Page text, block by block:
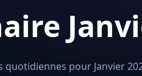
quotidiennes pour Janvier